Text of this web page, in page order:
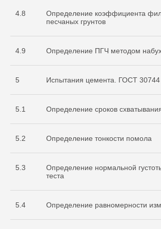
4.8
Определение коэффициента
песчаных грунтов
4.9 Определение ПГЧ методом
5 Испытания цемента. ГОСТ 30744
5.1 Определение сроков
5.2 Определение тонкости помола
5.3
Определение нормальной
теста
5.4 Определение равномерности
Разрешительная
документация